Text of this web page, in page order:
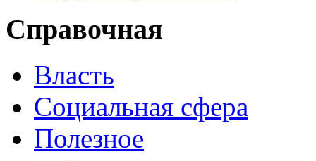
Справочная
Власть
Социальная сфера
Полезное